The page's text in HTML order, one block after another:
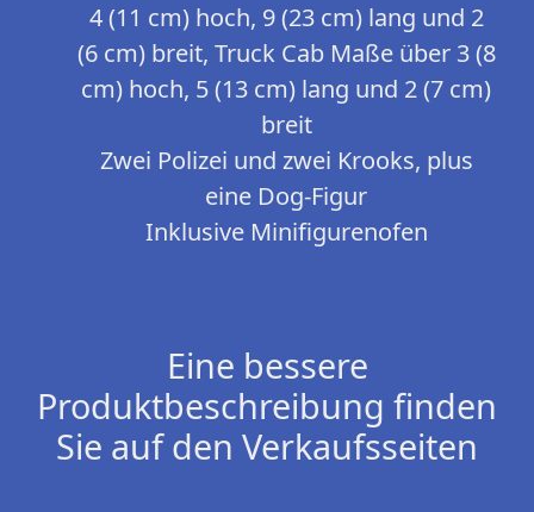
4 (11 cm) hoch, 9 (23 cm) lang und 2
(6 cm) breit, Truck Cab Maße über 3 (8
cm) hoch, 5 (13 cm) lang und 2 (7 cm)
breit
Zwei Polizei und zwei Krooks, plus
eine Dog-Figur
Inklusive Minifigurenofen
Eine bessere
Produktbeschreibung finden
Sie auf den Verkaufsseiten